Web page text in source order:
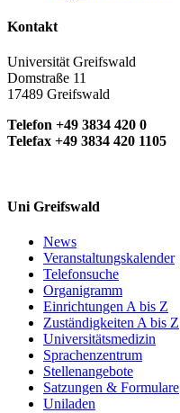
Kontakt
Universität Greifswald
Domstraße 11
17489 Greifswald
Telefon +49 3834 420 0
Telefax +49 3834 420 1105
Uni Greifswald
News
Veranstaltungskalender
Telefonsuche
Organigramm
Einrichtungen A bis Z
Zuständigkeiten A bis Z
Universitätsmedizin
Sprachenzentrum
Stellenangebote
Satzungen & Formulare
Uniladen